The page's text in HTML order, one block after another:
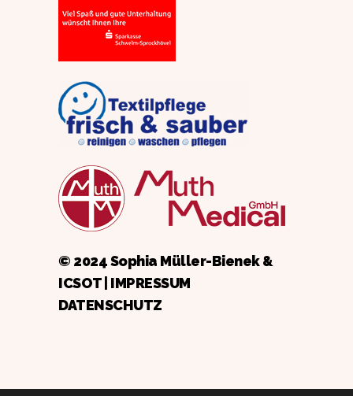
© 2024 Sophia Müller-Bienek &
ICSOT| IMPRESSUM
DATENSCHUTZ